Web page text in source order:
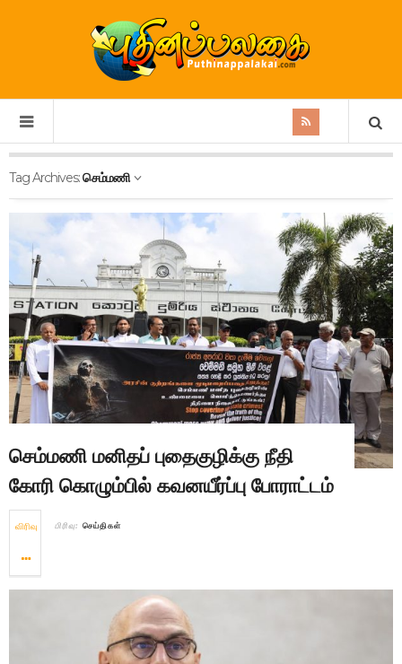
Tag Archives:செம்மணி
செம்மணி மனிதப் புதைகுழிக்கு நீதி
கோரி கொழும்பில் கவனயீர்ப்பு போராட்டம்
விரிவு பிரிவு: செய்திகள்